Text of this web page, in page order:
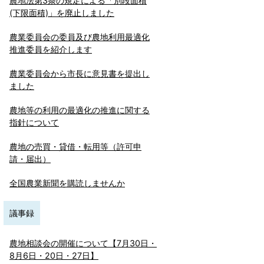
(下限面積)」を廃止しました
農業委員会の委員及び農地利用最適化
推進委員を紹介します
農業委員会から市長に意見書を提出し
ました
農地等の利用の最適化の推進に関する
指針について
農地の売買・貸借・転用等（許可申
請・届出）
全国農業新聞を購読しませんか
議事録
農地相談会の開催について【7月30日・
8月6日・20日・27日】